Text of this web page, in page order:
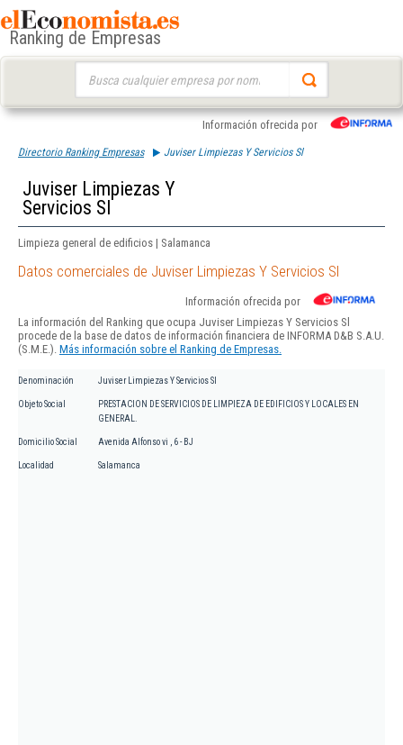
Ranking de Empresas
Información ofrecida por
Directorio Ranking Empresas Juviser Limpiezas Y Servicios Sl
Juviser Limpiezas Y
Servicios Sl
Limpieza general de edificios | Salamanca
Datos comerciales de Juviser Limpiezas Y Servicios Sl
Información ofrecida por
La información del Ranking que ocupa Juviser Limpiezas Y Servicios Sl
procede de la base de datos de información financiera de INFORMA D&B S.A.U.
(S.M.E.). Más información sobre el Ranking de Empresas.
Denominación Juviser Limpiezas Y Servicios Sl
Objeto Social
PRESTACION DE SERVICIOS DE LIMPIEZA DE EDIFICIOS Y LOCALES EN
GENERAL.
Domicilio Social Avenida Alfonso vi , 6 - BJ
Localidad Salamanca